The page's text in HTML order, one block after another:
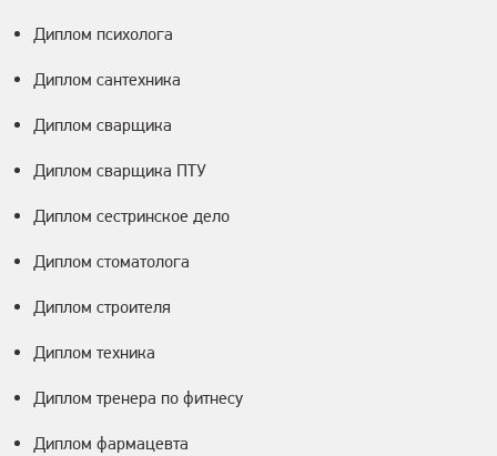
Диплом психолога
Диплом сантехника
Диплом сварщика
Диплом сварщика ПТУ
Диплом сестринское дело
Диплом стоматолога
Диплом строителя
Диплом техника
Диплом тренера по фитнесу
Диплом фармацевта